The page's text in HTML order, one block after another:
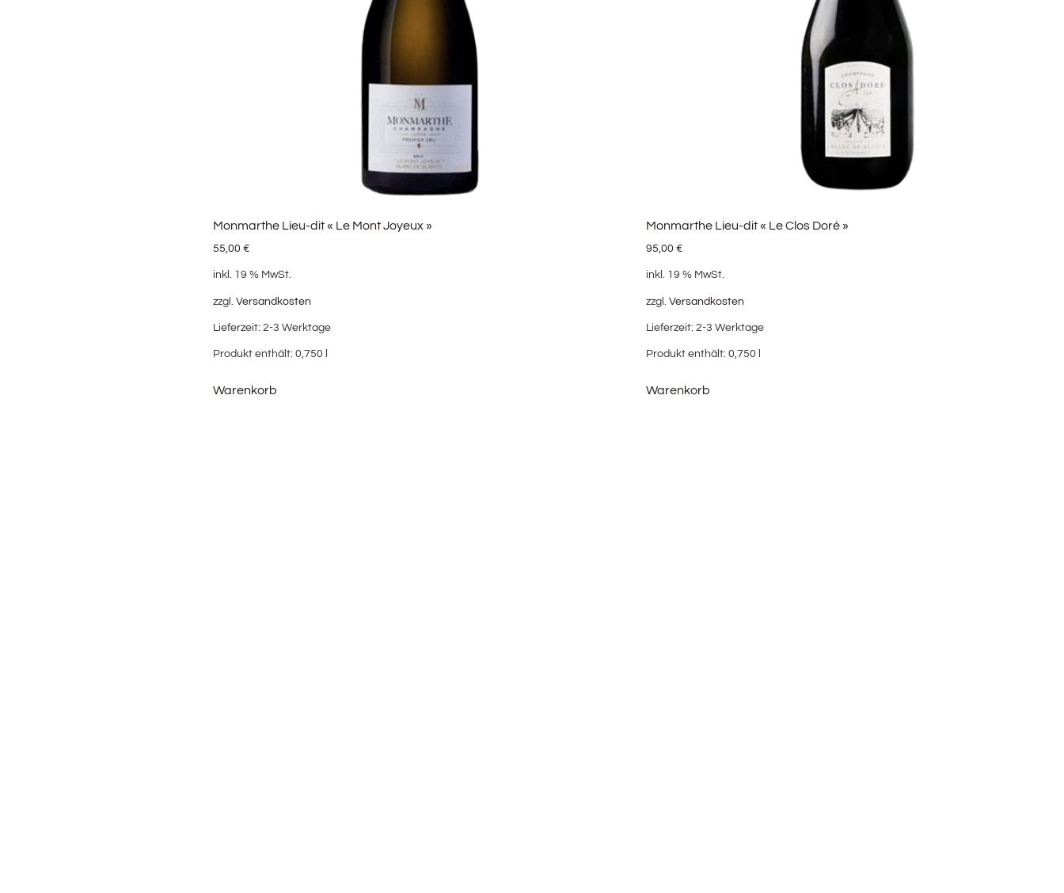
Monmarthe Lieu-dit « Le Mont Joyeux »
55,00 €
inkl. 19 % MwSt.
zzgl. Versandkosten
Lieferzeit: 2-3 Werktage
Produkt enthält: 0,750
Warenkorb
Monmarthe Lieu-dit « Le Clos Doré »
95,00€
inkl. 19 % MwSt.
zzgl.Versandkosten
Lieferzeit:2-3 Werktage
Produkt enthält: 0,750
Warenkorb